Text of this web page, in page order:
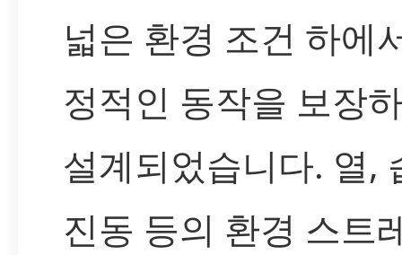
넓은 환경 조건 하에
정적인 동작을 보장
설계되었습니다. 열,
진동 등의 환경 스트